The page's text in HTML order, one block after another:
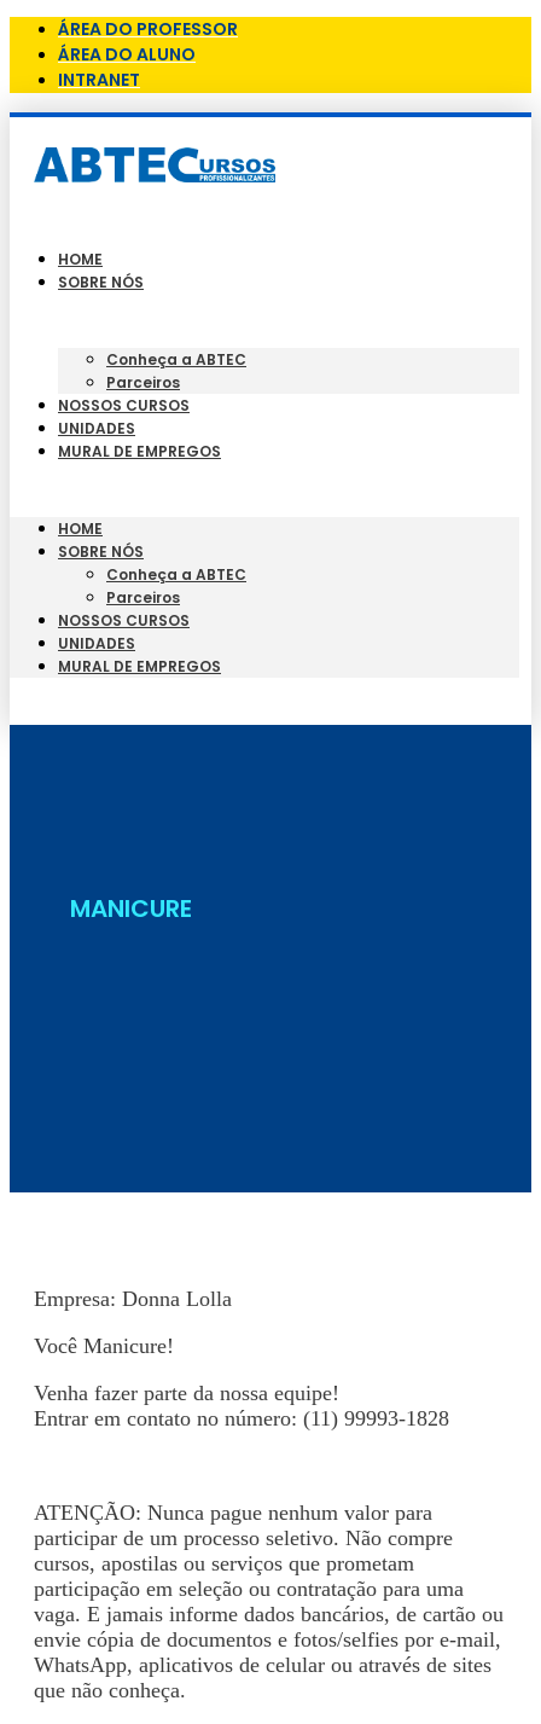
ÁREA DO PROFESSOR
ÁREA DO ALUNO
INTRANET
HOME
SOBRE NÓS
Conheça a ABTEC
Parceiros
NOSSOS CURSOS
UNIDADES
MURAL DE EMPREGOS
HOME
SOBRE NÓS
Conheça a ABTEC
Parceiros
NOSSOS CURSOS
UNIDADES
MURAL DE EMPREGOS
MANICURE
Empresa: Donna Lolla
Você Manicure!
Venha fazer parte da nossa equipe!
Entrar em contato no número: (11) 99993-1828
ATENÇÃO: Nunca pague nenhum valor para
participar de um processo seletivo. Não compre
cursos, apostilas ou serviços que prometam
participação em seleção ou contratação para uma
vaga. E jamais informe dados bancários, de cartão ou
envie cópia de documentos e fotos/selfies por e-mail,
WhatsApp, aplicativos de celular ou através de sites
que não conheça.